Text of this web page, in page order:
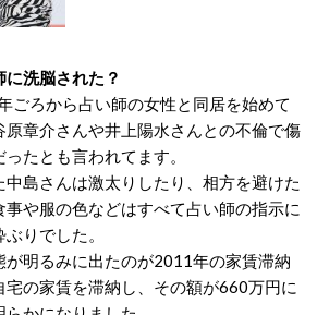
洗脳された？
ごろから占い師の女性と同居を始めて
原章介さんや井上陽水さんとの不倫で傷
たとも言われてます。
島さんは激太りしたり、相方を避けた
事や服の色などはすべて占い師の指示に
りでした。
が明るみに出たのが2011年の家賃滞納
宅の家賃を滞納し、その額が660万円に